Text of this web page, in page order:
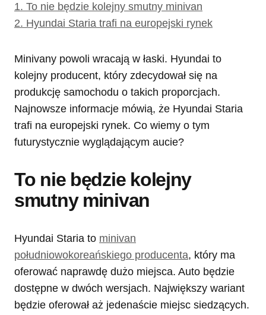
1. To nie będzie kolejny smutny minivan
2. Hyundai Staria trafi na europejski rynek
Minivany powoli wracają w łaski. Hyundai to
kolejny producent, który zdecydował się na
produkcję samochodu o takich proporcjach.
Najnowsze informacje mówią, że Hyundai Staria
trafi na europejski rynek. Co wiemy o tym
futurystycznie wyglądającym aucie?
To nie będzie kolejny
smutny minivan
Hyundai Staria to minivan
południowokoreańskiego producenta, który ma
oferować naprawdę dużo miejsca. Auto będzie
dostępne w dwóch wersjach. Największy wariant
będzie oferował aż jedenaście miejsc siedzących.